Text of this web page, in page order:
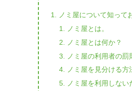
ノミ屋について知って
ノミ屋とは。
ノミ屋とは何か？
ノミ屋の利用者の罰
ノミ屋を見分ける方
ノミ屋を利用しない